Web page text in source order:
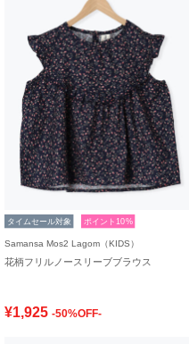
タイムセール対象 ポイント10%
Samansa Mos2 Lagom（KIDS）
花柄フリルノースリーブブラウス
¥1,925 -50%OFF-